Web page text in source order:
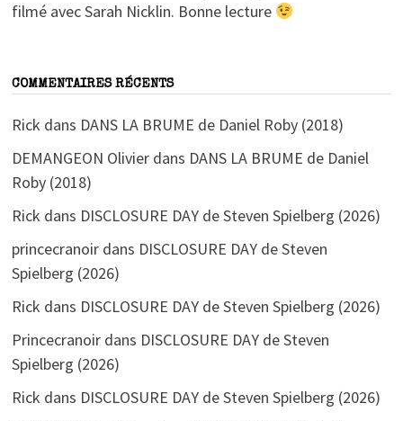
filmé avec Sarah Nicklin. Bonne lecture
COMMENTAIRES RÉCENTS
Rick dans DANS LA BRUME de Daniel Roby (2018)
DEMANGEON Olivierdans DANS LA BRUME de Daniel
Roby (2018)
Rick dans DISCLOSURE DAY de Steven Spielberg (2026)
princecranoirdans DISCLOSURE DAY de Steven
Spielberg (2026)
Rick dans DISCLOSURE DAY de Steven Spielberg (2026)
Princecranoirdans DISCLOSURE DAY de Steven
Spielberg (2026)
Rick dans DISCLOSURE DAY de Steven Spielberg (2026)